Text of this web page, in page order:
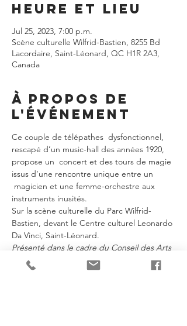
Heure et lieu
Jul 25, 2023, 7:00 p.m.
Scène culturelle Wilfrid-Bastien, 8255 Bd
Lacordaire, Saint-Léonard, QC H1R 2A3,
Canada
À propos de
l'événement
Ce couple de télépathes  dysfonctionnel,
rescapé d’un music-hall des années 1920,
propose un  concert et des tours de magie
issus d’une rencontre unique entre un
magicien et une femme-orchestre aux
instruments inusités.
Sur la scène culturelle du Parc Wilfrid-
Bastien, devant le Centre culturel Leonardo
Da Vinci, Saint-Léonard.
Présenté dans le cadre du Conseil des Arts
de Montréal en tournée.